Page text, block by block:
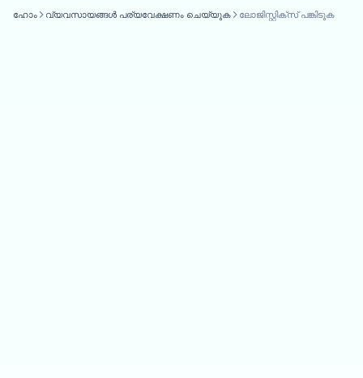
ഹോം വ്യവസായങ്ങൾ പര്യവേക്ഷണം ചെയ്യുക ലോജിസ്റ്റിക്സ് പങ്കിടുക